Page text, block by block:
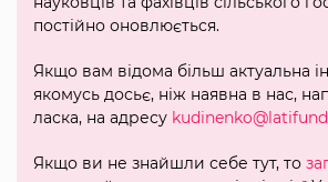
постійно оновлюється.
Якщо вам відома більш актуальна
якомусь досьє, ніж наявна в нас,
ласка, на адресу
Якщо ви не знайшли себе тут, то